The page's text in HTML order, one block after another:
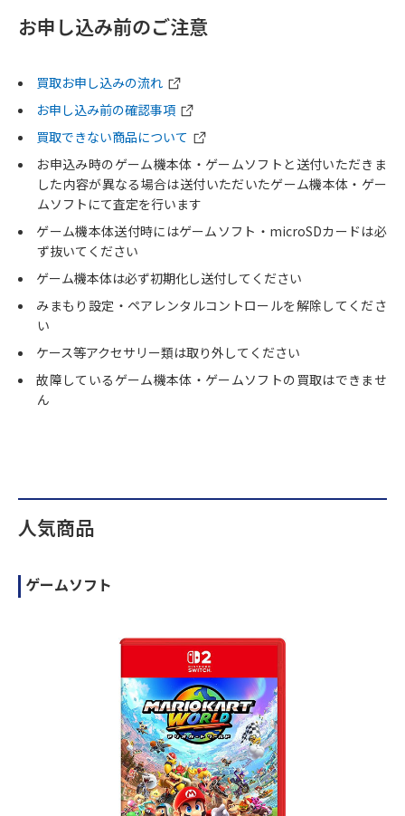
お申し込み前のご注意
買取お申し込みの流れ
お申し込み前の確認事項
買取できない商品について
お申込み時のゲーム機本体・ゲームソフトと送付いただきま
した内容が異なる場合は送付いただいたゲーム機本体・ゲー
ムソフトにて査定を行います
ゲーム機本体送付時にはゲームソフト・microSDカードは必
ず抜いてください
ゲーム機本体は必ず初期化し送付してください
みまもり設定・ペアレンタルコントロールを解除してくださ
い
ケース等アクセサリー類は取り外してください
故障しているゲーム機本体・ゲームソフトの買取はできませ
ん
人気商品
ゲームソフト